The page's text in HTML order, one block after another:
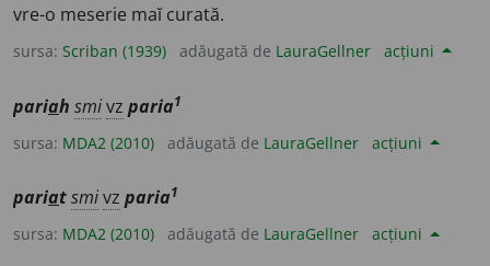
vre-o meserie maĭ curată.
sursa: Scriban (1939) adăugată de LauraGellner acțiuni
pariah smivz paria1
sursa: MDA2 (2010) adăugată de LauraGellner acțiuni
pariatsmivz paria1
sursa: MDA2 (2010) adăugată de LauraGellner acțiuni